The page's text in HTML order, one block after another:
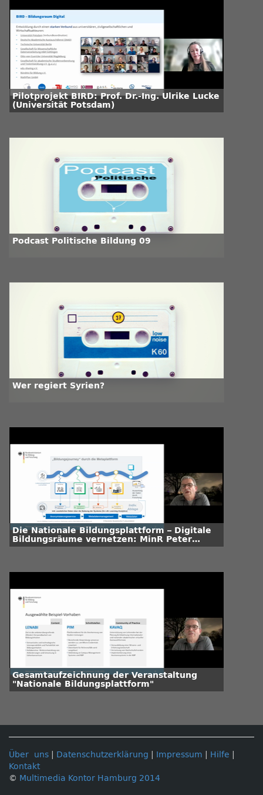
Pilotprojekt BIRD: Prof. Dr.-Ing. Ulrike Lucke
(Universität Potsdam)
Podcast Politische Bildung 09
Wer regiert Syrien?
Die Nationale Bildungsplattform – Digitale
Bildungsräume vernetzen: MinR Peter
Hassenbach (BMBF)
Gesamtaufzeichnung der Veranstaltung
"Nationale Bildungsplattform"
Über uns Datenschutzerklärung Impressum Hilfe
Kontakt
© Multimedia Kontor Hamburg 2014